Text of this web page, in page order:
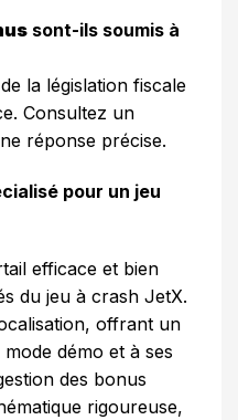
sont-ils soumis à
la législation fiscale
Consultez un
réponse précise.
pour un jeu
efficace et bien
du jeu à crash JetX.
offrant un
démo et à ses
des bonus
rigoureuse,